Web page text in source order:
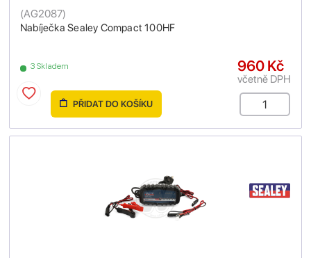
Nabíječka Sealey Compact 100HF
(AG2087)
3 Skladem 960 Kč
včetně DPH
PŘIDAT DO KOŠÍKU